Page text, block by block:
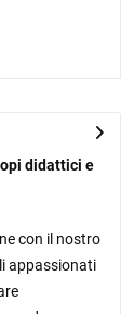
didattici e
con il nostro
appassionati